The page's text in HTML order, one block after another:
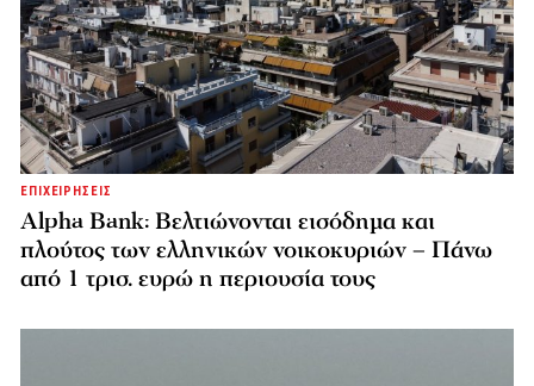
ΕΠΙΧΕΙΡΗΣΕΙΣ
Alpha Bank: Βελτιώνονται εισόδημα και
πλούτος των ελληνικών νοικοκυριών – Πάνω
από 1 τρισ. ευρώ η περιουσία τους